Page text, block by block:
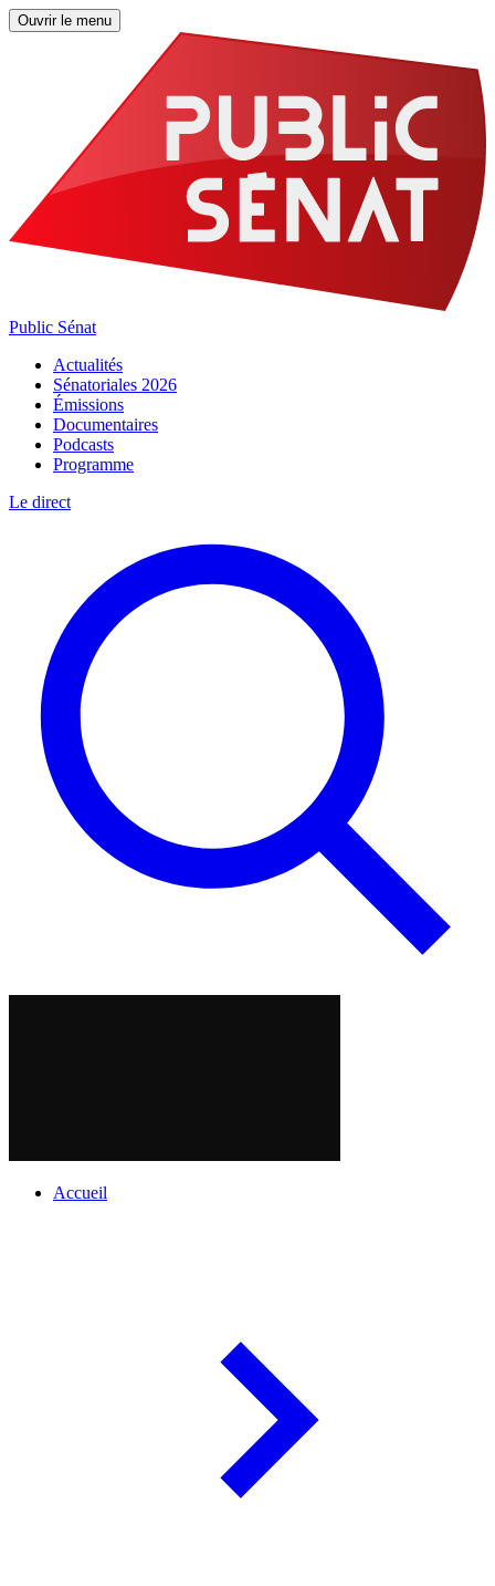
Ouvrir le menu
Public Sénat
Actualités
Sénatoriales 2026
Émissions
Documentaires
Podcasts
Programme
Le direct
Accueil